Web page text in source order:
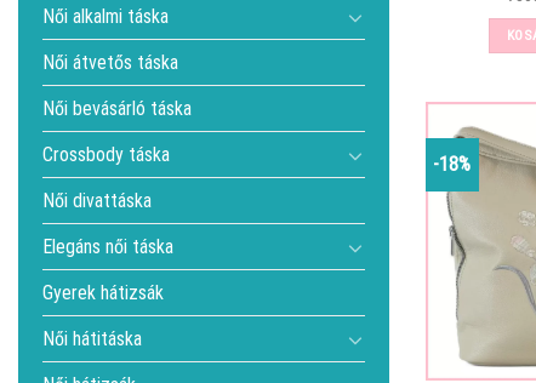
Női alkalmi táska
Női átvetős táska
Női bevásárló táska
Crossbody táska
Női divattáska
Elegáns női táska
Gyerek hátizsák
Női hátitáska
-18%